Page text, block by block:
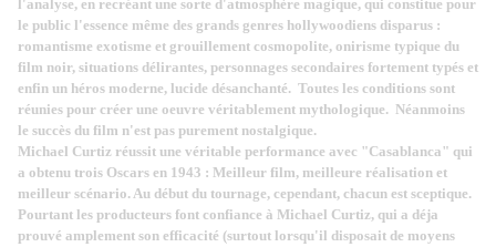
l'analyse, en recréant une sorte d'atmosphère magique, qui constitue pour
le public l'essence même des grands genres hollywoodiens disparus :
romantisme exotisme et grouillement cosmopolite, onirisme typique du
film noir, situations délirantes, personnages secondaires fortement typés et
enfin un héros moderne, lucide désanchanté. Toutes les conditions sont
réunies pour créer une oeuvre véritablement mythologique. Néanmoins
le succès du film n'est pas purement nostalgique.
Michael Curtiz réussit une véritable performance avec "Casablanca" qui
a obtenu trois Oscars en 1943 : Meilleur film, meilleure réalisation et
meilleur scénario. Au début du tournage, cependant, chacun est sceptique.
Pourtant les producteurs font confiance à Michael Curtiz, qui a déja
prouvé amplement son efficacité (surtout lorsqu'il disposait de moyens